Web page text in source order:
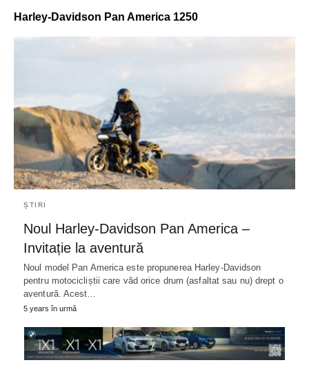
Harley-Davidson Pan America 1250
ȘTIRI
Noul Harley-Davidson Pan America –
Invitație la aventură
Noul model Pan America este propunerea Harley-Davidson
pentru motocicliștii care văd orice drum (asfaltat sau nu) drept o
aventură. Acest…
5 years în urmă